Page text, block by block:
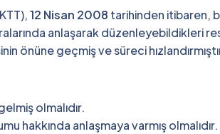
12 Nisan 2008 tarihinden itibaren,
anlaşarak düzenleyebildikleri
önüne geçmiş ve süreci
olmalıdır.
hakkında anlaşmaya varmış olmalıdır.